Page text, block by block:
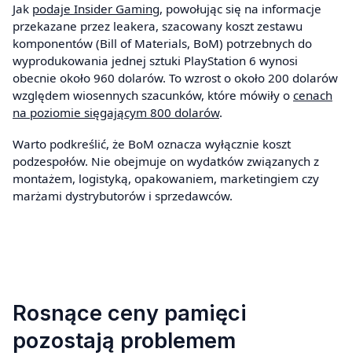
Jak podaje Insider Gaming, powołując się na informacje
przekazane przez leakera, szacowany koszt zestawu
komponentów (Bill of Materials, BoM) potrzebnych do
wyprodukowania jednej sztuki PlayStation 6 wynosi
obecnie około 960 dolarów. To wzrost o około 200 dolarów
względem wiosennych szacunków, które mówiły o cenach
na poziomie sięgającym 800 dolarów.
Warto podkreślić, że BoM oznacza wyłącznie koszt
podzespołów. Nie obejmuje on wydatków związanych z
montażem, logistyką, opakowaniem, marketingiem czy
marżami dystrybutorów i sprzedawców.
Rosnące ceny pamięci
pozostają problemem